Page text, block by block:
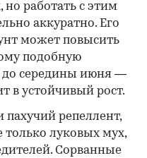
но работать с этим
аккуратно. Его
может повысить
подобную
до середины июня —
в устойчивый рост.
пахучий репеллент,
только луковых мух,
Сорванные